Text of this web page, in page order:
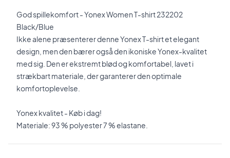
God spillekomfort - Yonex Women T-shirt 232202
Black/Blue
Ikke alene præsenterer denne Yonex T-shirt et elegant
design, men den bærer også den ikoniske Yonex-kvalitet
med sig. Den er ekstremt blød og komfortabel, lavet i
strækbart materiale, der garanterer den optimale
komfortoplevelse.
Yonex kvalitet - Køb i dag!
Materiale: 93 % polyester 7 % elastane.